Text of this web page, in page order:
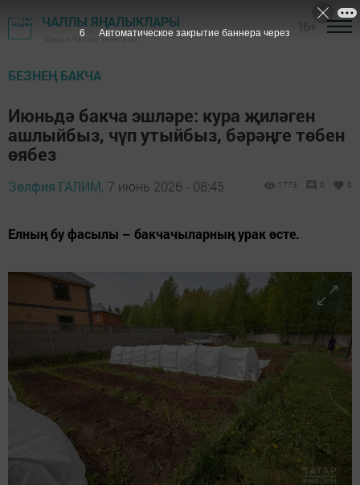
ЧАЛЛЫ ЯҢАЛЫКЛАРЫ
"Шәһри Чаллы" газетасы
БЕЗНЕҢ БАКЧА
Июньдә бакча эшләре: кура җиләген
ашлыйбыз, чүп утыйбыз, бәрәңге төбен
өябез
Зөлфия ГАЛИМ, 7 июнь 2026 - 08:45 1773 0 0
Елның бу фасылы – бакчачыларның урак өсте.
5 Автоматическое закрытие баннера через